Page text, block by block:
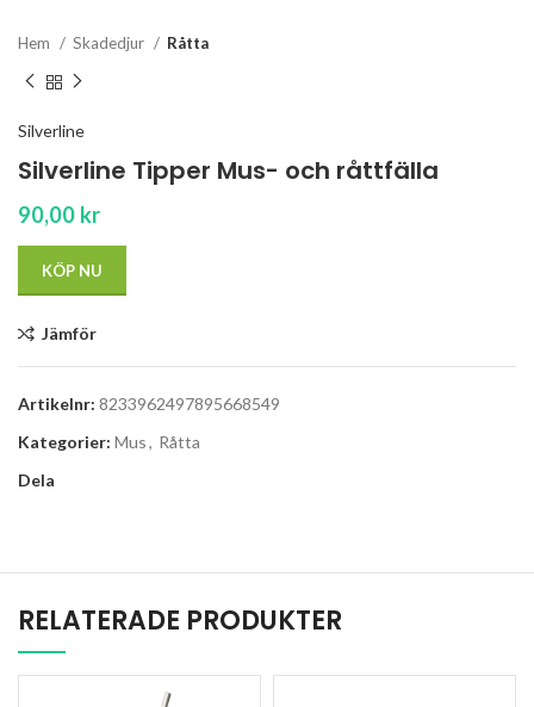
Hem Skadedjur Råtta
Silverline
Silverline Tipper Mus- och råttfälla
90,00 kr
KÖP NU
Jämför
Artikelnr: 8233962497895668549
Kategorier: Mus, Råtta
Dela
RELATERADE PRODUKTER